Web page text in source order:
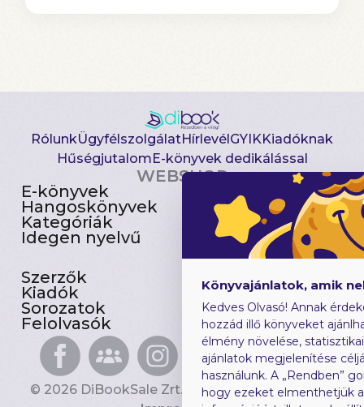
RólunkÜgyfélszolgálatHírlevélGYIKKiadóknak
HűségjutalomE-könyvek dedikálással
WEBSHOP
E-könyvek
Hangoskönyvek
Kategóriák
Idegen nyelvű
Csomagajánlatok
Akciósak
Előjegyezhetők
Újdonságok
Szerzők
Kiadók
Sorozatok
Felolvasók
Gyerekkönyvek
Heti toplista
Ajándékutalvány
Blog
© 2026 DiBookSale Zrt. Minden jog fenntartva.
Könyvajánlatok, amik
Kedves Olvasó! Annak
hozzád illő könyveket
élmény növelése,
ajánlatok megjelenítése
használunk. A „Rendben”
hogy ezeket elmenthetjük